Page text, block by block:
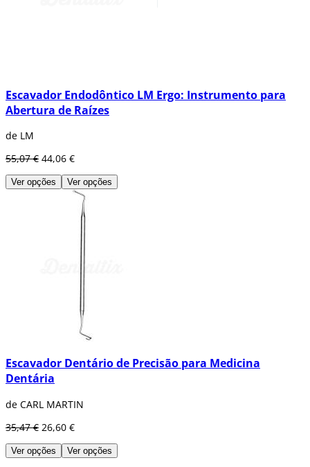
Escavador Endodôntico LM Ergo: Instrumento para
Abertura de Raízes
de LM
55,07 € 44,06 €
Ver opções Ver opções
Escavador Dentário de Precisão para Medicina
Dentária
de CARL MARTIN
35,47 € 26,60 €
Ver opções Ver opções